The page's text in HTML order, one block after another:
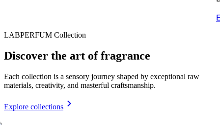
LABPERFUM Collection
Discover the art of fragrance
Each collection is a sensory journey shaped by exceptional raw
materials, creativity, and masterful craftsmanship.
Explore collections